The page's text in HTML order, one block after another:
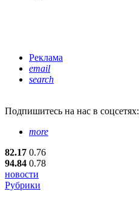
Реклама
email
search
Подпишитесь на нас в соцсетях:
more
82.17 0.76
94.84 0.78
новости
Рубрики